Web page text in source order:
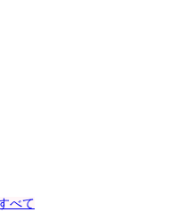
べて